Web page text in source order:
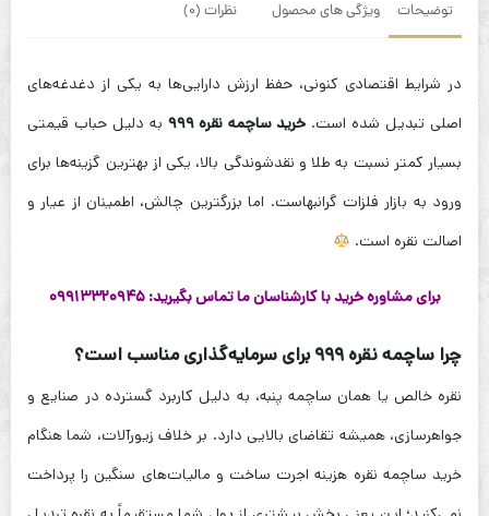
توضیحات ویژگی های محصول نظرات (0)
در شرایط اقتصادی کنونی، حفظ ارزش دارایی‌ها به یکی از دغدغه‌های
اصلی تبدیل شده است.خرید ساچمه نقره ۹۹۹
به دلیل حباب قیمتی
بسیار کمتر نسبت به طلا و نقدشوندگی بالا، یکی از بهترین گزینه‌ها برای
ورود به بازار فلزات گرانبهاست. اما بزرگترین چالش، اطمینان از عیار و
اصالت نقره است.
برای مشاوره خرید با کارشناسان ما تماس بگیرید: ۰۹۹۱۳۳۲۰۹۴۵
چرا ساچمه نقره ۹۹۹ برای سرمایه‌گذاری مناسب است؟
نقره خالص یا همان ساچمه پنبه، به دلیل کاربرد گسترده در صنایع و
جواهرسازی، همیشه تقاضای بالایی دارد. بر خلاف زیورآلات، شما هنگام
خرید ساچمه نقره هزینه اجرت ساخت و مالیات‌های سنگین را پرداخت